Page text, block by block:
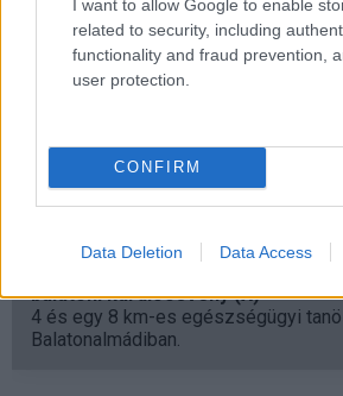
I want to allow Google to enable
related to security, including
functionality and fraud prevention,
user protection.
CONFIRM
Data Deletion Data Access
elérhetők maradnak, így a
választók tájékoztatását szolgálja,
elemzők számára is
napján most minden korábbinál
balatoni kardioösvény (X)
4 és egy 8 km-es egészségügyi
Balatonalmádiban.